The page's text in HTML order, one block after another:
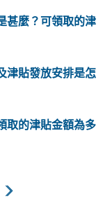
甚麼？可領取的津
津貼發放安排是怎
取的津貼金額為多
頁最後一頁